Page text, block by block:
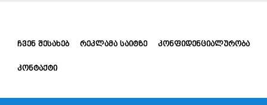
ᲩᲕᲔᲜ ᲨᲔᲡᲐᲮᲔᲑ ᲠᲔᲙᲚᲐᲛᲐ ᲡᲐᲘᲢᲖᲔ ᲙᲝᲜᲤᲘᲓᲔᲜᲪᲘᲐᲚᲣᲠᲝᲑᲐ
ᲙᲝᲜᲢᲐᲥᲢᲘ